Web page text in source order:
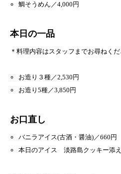
鯛そうめん／4,000円
本日の一品
＊料理内容はスタッフまでお尋ねく
お造り３種／2,530円
お造り5種／3,850円
お口直し
バニラアイス(古酒・醤油)／660円
本日のアイス 淡路島クッキー添